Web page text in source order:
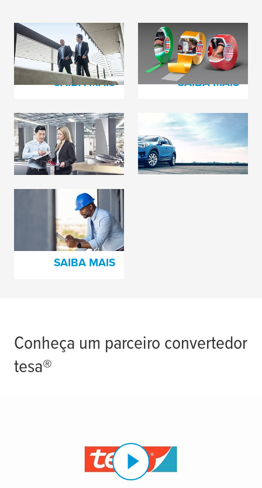
Distribuição Industrial
SAIBA MAIS
Comunicação visual e
Industrias
SAIBA MAIS
Eletrodomésticos
SAIBA MAIS
Automotive
SAIBA MAIS
Ligação construtiva
no setor de
construção
SAIBA MAIS
Conheça um parceiro convertedor
tesa®